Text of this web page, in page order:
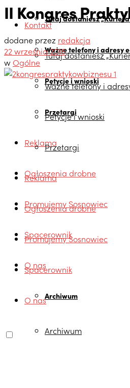
Tutaj dostaniesz
Ważne telefony i adresy
Petycje i wnioski
Przetargi
Reklama
Ogłoszenia drobne
Promujemy Sosnowiec
Spacerownik
O nas
Archiwum
Kontakt
Tutaj dostaniesz
Ważne telefony i
Petycje i wnioski
Przetargi
Reklama
Ogłoszenia drobne
Promujemy Sosnowiec
Spacerownik
O nas
Archiwum
II Kongres
dodane przez redakcja
22 września 2016
wOgólne